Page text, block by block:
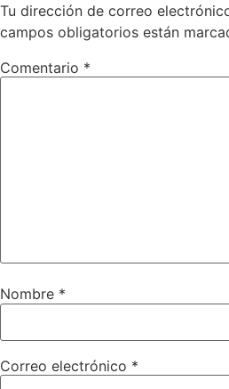
Tu dirección de correo
campos obligatorios están
Comentario *
Nombre *
Correo electrónico *